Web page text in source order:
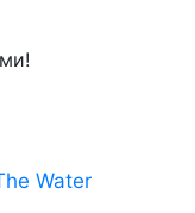
Water